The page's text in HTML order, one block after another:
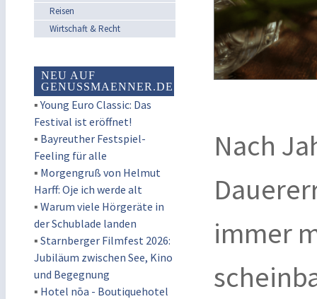
Reisen
Wirtschaft & Recht
NEU AUF
GENUSSMAENNER.DE
▪Young Euro Classic: Das
Festival ist eröffnet!
▪ Bayreuther Festspiel-
Feeling für alle
▪ Morgengruß von Helmut
Harff: Oje ich werde alt
▪ Warum viele Hörgeräte in
der Schublade landen
▪ Starnberger Filmfest 2026:
Jubiläum zwischen See, Kino
und Begegnung
▪ Hotel nōa - Boutiquehotel
Nach
immer